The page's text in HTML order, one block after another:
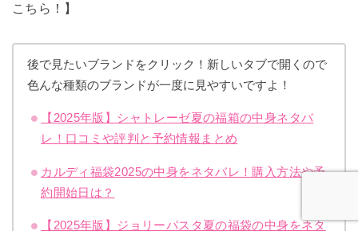
こちら！】
後で見たいブランドをクリック！新しいタブで開くので
色んな種類のブランドが一度に見やすいですよ！
【2025年版】シャトレーゼ夏の福箱の中身ネタバ
レ！口コミや評判と予約情報まとめ
カルディ福袋2025の中身をネタバレ！購入方法や予
約開始日は？
【2025年版】ジョリーパスタ夏の福袋の中身をネタ